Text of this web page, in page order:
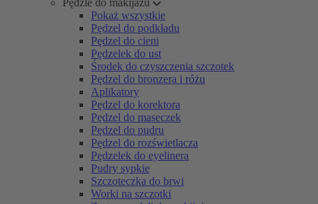
Pędzle do makijażu
Pokaż wszystkie
Pędzel do podkładu
Pędzel do cieni
Pędzelek do ust
Środek do czyszczenia szczotek
Pędzel do bronzera i różu
Aplikatory
Pędzel do korektora
Pędzel do maseczek
Pędzel do pudru
Pędzel do rozświetlacza
Pędzelek do eyelinera
Pudry sypkie
Szczoteczka do brwi
Worki na szczotki